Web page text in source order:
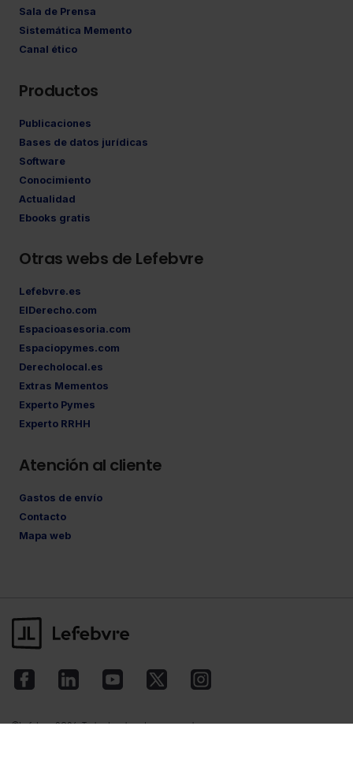
Sala de Prensa
Sistemática Memento
Canal ético
Productos
Publicaciones
Bases de datos jurídicas
Software
Conocimiento
Actualidad
Ebooks gratis
Otras webs de Lefebvre
Lefebvre.es
ElDerecho.com
Espacioasesoria.com
Espaciopymes.com
Derecholocal.es
Extras Mementos
Experto Pymes
Experto RRHH
Atención al cliente
Gastos de envío
Contacto
Mapa web
©Lefebvre2026. Todos los derechos reservados.